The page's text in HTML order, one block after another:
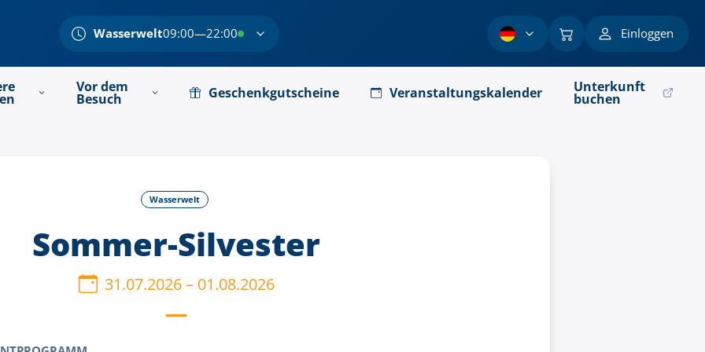
Wasserwelt09:00—22:00 Einloggen
Vor dem
Besuch Geschenkgutscheine Veranstaltungskalender Unterkunft
buchen
Wasserwelt
Sommer-Silvester
31.07.2026– 01.08.2026